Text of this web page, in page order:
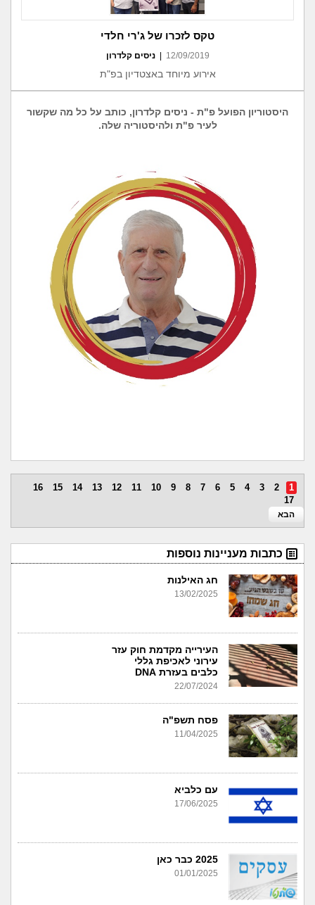
טקס לזכרו של ג'רי חלדי
12/09/2019 ניסים קלדרון
אירוע מיוחד באצטדיון בפ"ת
היסטוריון הפועל פ"ת - ניסים קלדרון, כותב על כל מה שקשור
לעיר פ"ת ולהיסטוריה שלה.
1
2
3
4
5
6
7
8
9
10
11
12
13
14
15
16
17
הבא
כתבות מעניינות נוספות
חג האילנות
13/02/2025
העירייה מקדמת חוק עזר
עירוני לאכיפת גללי
כלבים בעזרת DNA
22/07/2024
פסח תשפ"ה
11/04/2025
עם כלביא
17/06/2025
2025 כבר כאן
01/01/2025